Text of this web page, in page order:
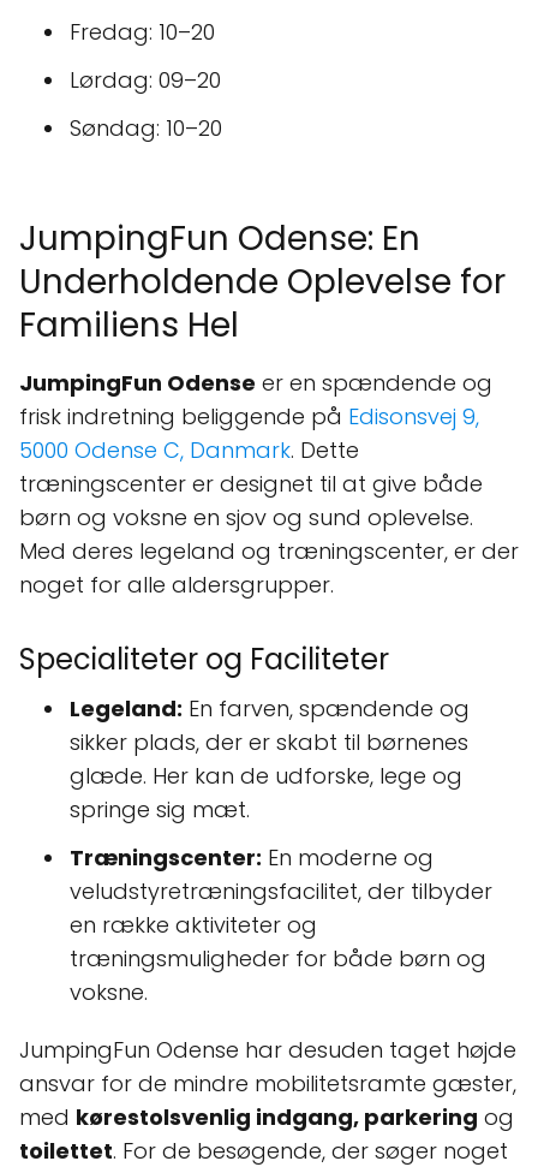
Fredag: 10–20
Lørdag: 09–20
Søndag: 10–20
JumpingFun Odense: En
Underholdende Oplevelse for
Familiens Hel
JumpingFun Odense er en spændende og
frisk indretning beliggende på Edisonsvej 9,
5000 Odense C, Danmark. Dette
træningscenter er designet til at give både
børn og voksne en sjov og sund oplevelse.
Med deres legeland og træningscenter, er der
noget for alle aldersgrupper.
Specialiteter og Faciliteter
Legeland: En farven, spændende og
sikker plads, der er skabt til børnenes
glæde. Her kan de udforske, lege og
springe sig mæt.
Træningscenter: En moderne og
veludstyretræningsfacilitet, der tilbyder
en række aktiviteter og
træningsmuligheder for både børn og
voksne.
JumpingFun Odense har desuden taget højde
ansvar for de mindre mobilitetsramte gæster,
med kørestolsvenlig indgang, parkering og
toilettet. For de besøgende, der søger noget